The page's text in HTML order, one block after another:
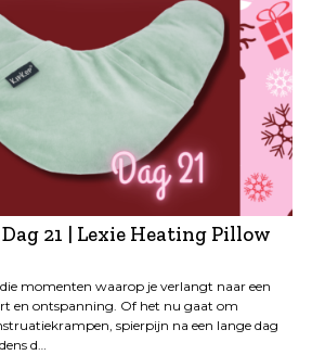
21 | Lexie Heating Pillow
momenten waarop je verlangt naar een
en ontspanning. Of het nu gaat om
spierpijn na een lange dag
d…